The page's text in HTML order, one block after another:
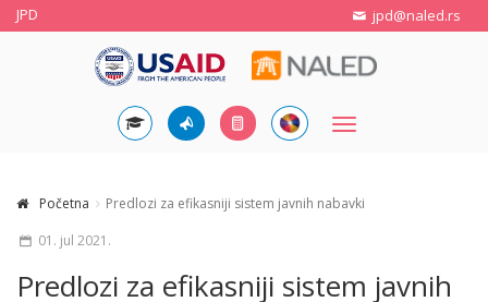
JPD jpd@naled.rs
Toggle
Početna
Predlozi za efikasniji sistem javnih nabavki
01. jul 2021.
Predlozi za efikasniji sistem javnih